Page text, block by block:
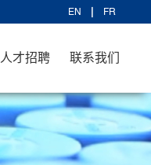
EN FR
人才招聘 联系我们